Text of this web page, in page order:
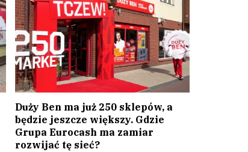
Duży Ben ma już 250 sklepów, a
będzie jeszcze większy. Gdzie
Grupa Eurocash ma zamiar
rozwijać tę sieć?